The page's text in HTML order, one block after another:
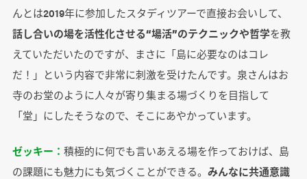
んとは2019年に参加したスタディツアーで直接お会いして、
話し合いの場を活性化させる“場活”のテクニックや哲学を教
えていただいたのですが、まさに「島に必要なのはコレ
だ！」という内容で非常に刺激を受けたんです。泉さんはお
寺のお堂のように人々が寄り集まる場づくりを目指して
「堂」にしたそうなので、そこにあやかっています。
ゼッキー： 積極的に何でも言いあえる場を作っておけば、島
の課題にも魅力にも気づくことができる。 みんなに共通意識